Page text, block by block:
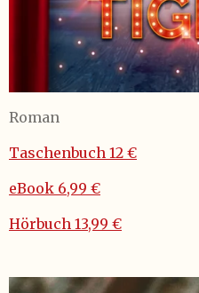
Roman
Taschenbuch 12 €
eBook 6,99 €
Hörbuch 13,99 €